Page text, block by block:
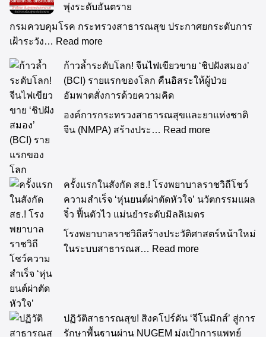
พุ่งระดับอันตราย
กรมควบคุมโรค กระทรวงสาธารณสุข ประกาศยกระดับการ
เฝ้าระวัง… Read more
ก้าวล้ำระดับโลก! จีนไฟเขียวขาย ‘ชิปฝังสมอง’
(BCI) รายแรกของโลก คืนอิสระให้ผู้ป่วย
อัมพาตสั่งการด้วยความคิด
องค์การกระทรวงสาธารณสุขและยาแห่งชาติ
จีน (NMPA) สร้างประ… Read more
ครั้งแรกในสังกัด สธ.! โรงพยาบาลราชวิถีโชว์
ความสำเร็จ ‘หุ่นยนต์ผ่าตัดหัวใจ’ นวัตกรรมแผล
จิ๋ว ฟื้นตัวไว แม่นยำระดับมิลลิเมตร
โรงพยาบาลราชวิถีสร้างประวัติศาสตร์หน้าใหม่
ในระบบสาธารณส… Read more
ปฏิวัติสาธารณสุข! สิงคโปร์ดัน ‘จีโนมิกส์’ สู่การ
รักษาพื้นฐานผ่าน NUGEM มุ่งเป้าการแพทย์